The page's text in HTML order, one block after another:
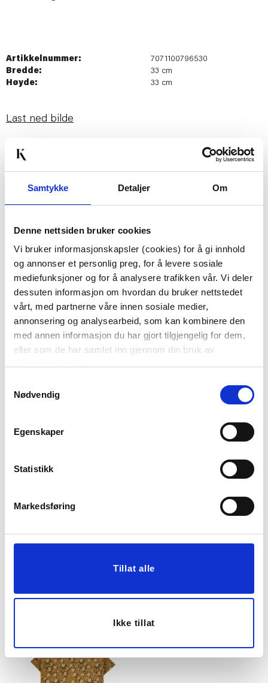
Samtykke Detaljer Om
Denne nettsiden bruker cookies
Vi bruker informasjonskapsler (cookies) for å gi innhold
og annonser et personlig preg, for å levere sosiale
mediefunksjoner og for å analysere trafikken vår. Vi deler
dessuten informasjon om hvordan du bruker nettstedet
vårt, med partnerne våre innen sosiale medier,
annonsering og analysearbeid, som kan kombinere den
med annen informasjon du har gjort tilgjengelig for dem,
eller som de har samlet inn gjennom din bruk av
Nødvendig
Egenskaper
Statistikk
Markedsføring
Tillat alle
Ikke tillat
Artikkelnummer:
7071100796530
Bredde:
33 cm
Høyde:
33 cm
Last ned bilde
Passer med
SERVIETT
HØSTKRANS
49,90
40X40CM 4-PK
74,70
Før 249,00
40X40CM HVIT
GRØNN